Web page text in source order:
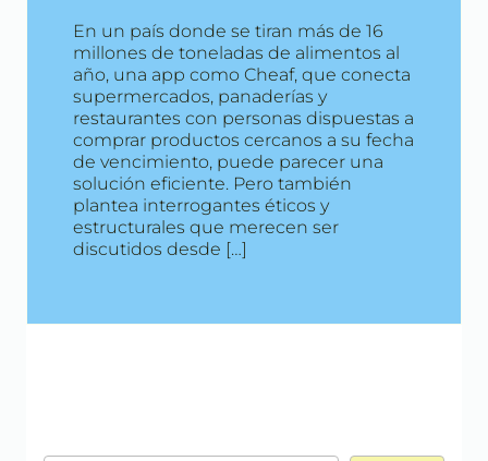
En un país donde se tiran más de 16
millones de toneladas de alimentos al
año, una app como Cheaf, que conecta
supermercados, panaderías y
restaurantes con personas dispuestas a
comprar productos cercanos a su fecha
de vencimiento, puede parecer una
solución eficiente. Pero también
plantea interrogantes éticos y
estructurales que merecen ser
discutidos desde […]